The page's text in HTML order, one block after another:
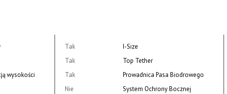
Tak
Tak
wysokości
Tak
Nie
I-Size
Top Tether
Prowadnica Pasa Biodrowego
System Ochrony Bocznej